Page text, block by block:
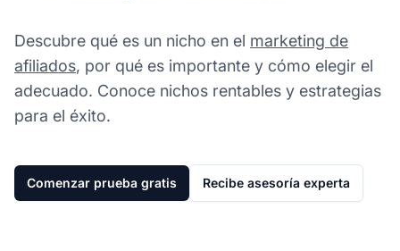
Descubre qué es un nicho en el marketing de
afiliados, por qué es importante y cómo elegir el
adecuado. Conoce nichos rentables y estrategias
para el éxito.
Comenzar prueba gratis Recibe asesoría experta